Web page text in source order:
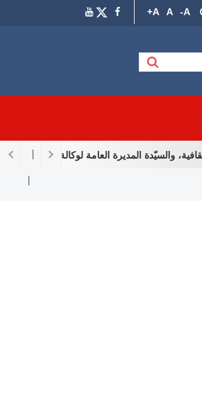
A-
A
A+
المديرة العامة لوكالة إحياء التراث